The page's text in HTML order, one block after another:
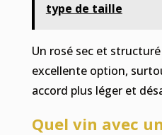
type de taille
Un rosé sec et
excellente option,
accord plus léger et
Quel vin avec